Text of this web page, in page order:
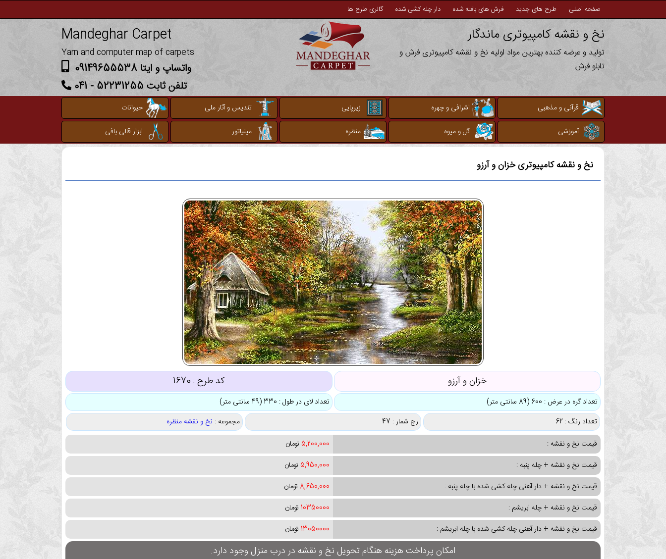
صفحه اصلی طرح های جدید فرش های بافته شده دار چله کشی شده گالری طرح ها
نخ و نقشه کامپیوتری ماندگار
تولید و عرضه کننده بهترین مواد اولیه نخ و نقشه کامپیوتری فرش و
تابلو فرش
Mandeghar Carpet
Yarn and computer map of carpets
واتساپ و ایتا 09149655538
تلفن ثابت 52231255 - 041
قرآنی و مذهبی اشرافی و چهره زیرپایی تندیس و آثار ملی
حیوانات
آموزشی
گل و میوه منظره مینیاتور ابزار قالی بافی
نخ و نقشه کامپیوتریخزان و آرزو
خزان و آرزو کد طرح : 1670
تعداد گره در عرض : 600 (89 سانتی متر)
تعداد لای در طول : 330 (49 سانتی متر)
تعداد رنگ : 62
رج شمار : 47 مجموعه : نخ و نقشه منظره
قیمت نخ و نقشه :
5,200,000 تومان
قیمت نخ و نقشه + چله پنبه :
5,950,000 تومان
قیمت نخ و نقشه + دار آهنی چله کشی شده با چله پنبه :
8,650,000 تومان
قیمت نخ و نقشه + چله ابریشم :
10350000 تومان
قیمت نخ و نقشه + دار آهنی چله کشی شده با چله ابریشم :
13050000 تومان
امکان پرداخت هزینه هنگام تحویل نخ و نقشه در درب منزل وجود دارد.